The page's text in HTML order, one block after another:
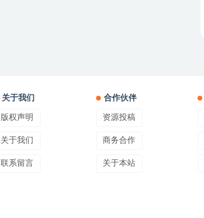
关于我们
版权声明
关于我们
联系留言
合作伙伴
资源投稿
商务合作
关于本站